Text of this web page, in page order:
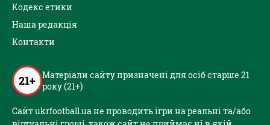
Кодекс етики
Наша редакція
Контакти
21+ Матеріали сайту призначені для осіб старше 21
року (21+)
Сайт ukrfootball.ua не проводить ігри на реальні та/або